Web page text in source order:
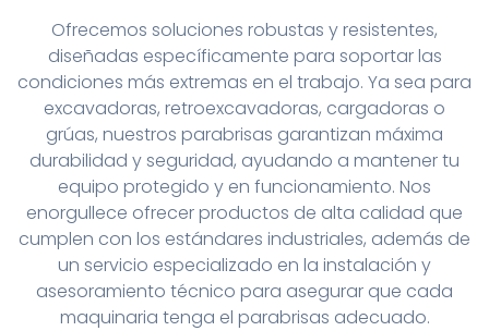
Ofrecemos soluciones robustas y resistentes,
diseñadas específicamente para soportar las
condiciones más extremas en el trabajo. Ya sea para
excavadoras, retroexcavadoras, cargadoras o
grúas, nuestros parabrisas garantizan máxima
durabilidad y seguridad, ayudando a mantener tu
equipo protegido y en funcionamiento. Nos
enorgullece ofrecer productos de alta calidad que
cumplen con los estándares industriales, además de
un servicio especializado en la instalación y
asesoramiento técnico para asegurar que cada
maquinaria tenga el parabrisas adecuado.